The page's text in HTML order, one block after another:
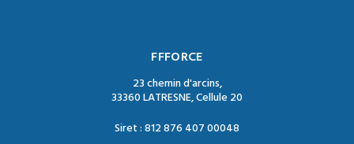
FFFORCE
23 chemin d'arcins,
33360 LATRESNE, Cellule 20
Siret : 812 876 407 00048